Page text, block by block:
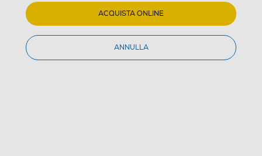
ACQUISTA ONLINE
ANNULLA